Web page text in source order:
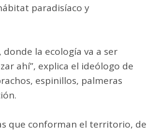
paradisíaco y
la ecología va a ser
ahí”, explica el ideólogo de
espinillos, palmeras
que conforman el territorio, de